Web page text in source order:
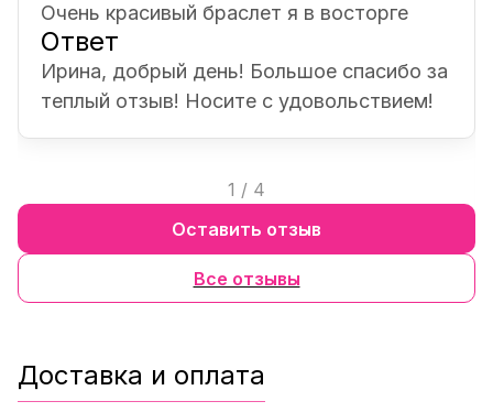
Очень красивый браслет я в восторге
Ответ
Ирина, добрый день! Большое спасибо за
теплый отзыв! Носите с удовольствием!
1 / 4
Все отзывы
Оставить отзыв
Доставка и оплата